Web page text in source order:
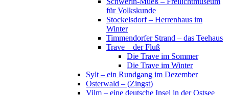
für Volkskunde
Stockelsdorf – Herrenhaus im
Winter
Timmendorfer Strand – das Teehaus
Trave – der Fluß
Die Trave im Sommer
Die Trave im Winter
Sylt – ein Rundgang im Dezember
Osterwald – (Zingst)
Vilm – eine deutsche Insel in der Ostsee